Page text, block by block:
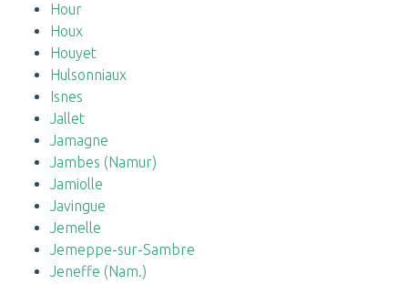
Hour
Houx
Houyet
Hulsonniaux
Isnes
Jallet
Jamagne
Jambes (Namur)
Jamiolle
Javingue
Jemelle
Jemeppe-sur-Sambre
Jeneffe (Nam.)